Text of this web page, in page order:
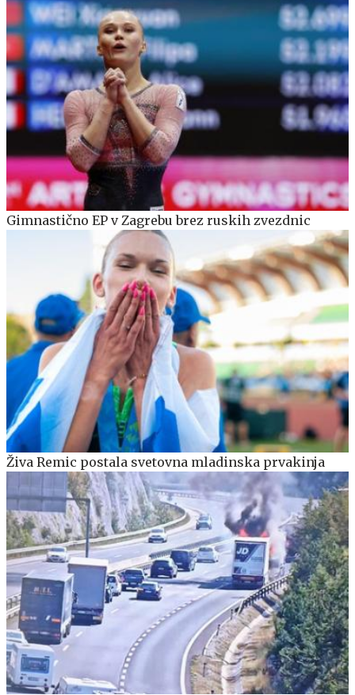
Gimnastično EP v Zagrebu brez ruskih zvezdnic
Živa Remic postala svetovna mladinska prvakinja